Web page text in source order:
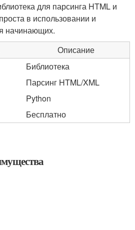
для парсинга HTML и
в использовании и
начинающих.
Описание
Библиотека
Парсинг HTML/XML
Python
Бесплатно